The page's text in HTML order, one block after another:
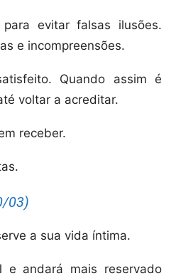
evitar falsas ilusões.
e incompreensões.
Quando assim é
voltar a acreditar.
receber.
03)
a sua vida íntima.
e andará mais reservado